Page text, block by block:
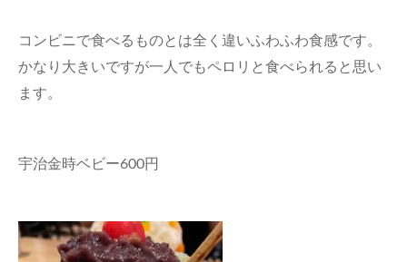
コンビニで食べるものとは全く違いふわふわ食感です。
かなり大きいですが一人でもペロリと食べられると思い
ます。
宇治金時ベビー600円